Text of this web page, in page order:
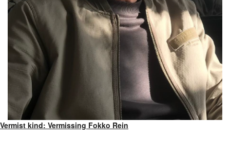
Vermist kind: Vermissing Fokko Rein